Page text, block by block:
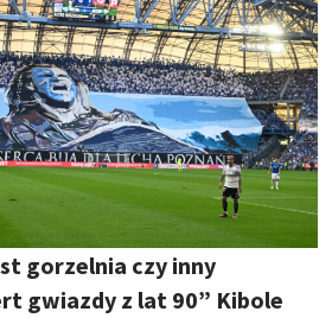
gorzelnia czy inny
gwiazdy z lat 90” Kibole